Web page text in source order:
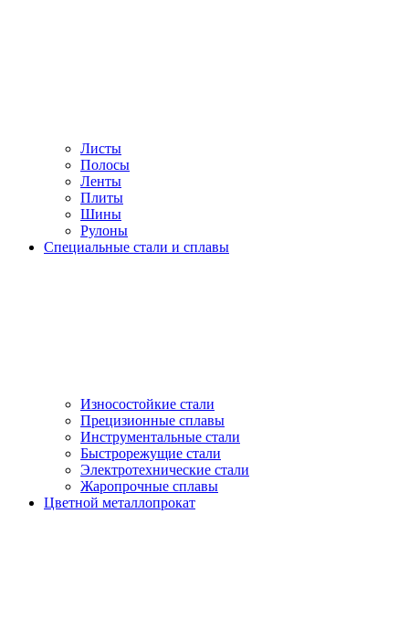
Листы
Полосы
Ленты
Плиты
Шины
Рулоны
Специальные стали и сплавы
Износостойкие стали
Прецизионные сплавы
Инструментальные стали
Быстрорежущие стали
Электротехнические стали
Жаропрочные сплавы
Цветной металлопрокат